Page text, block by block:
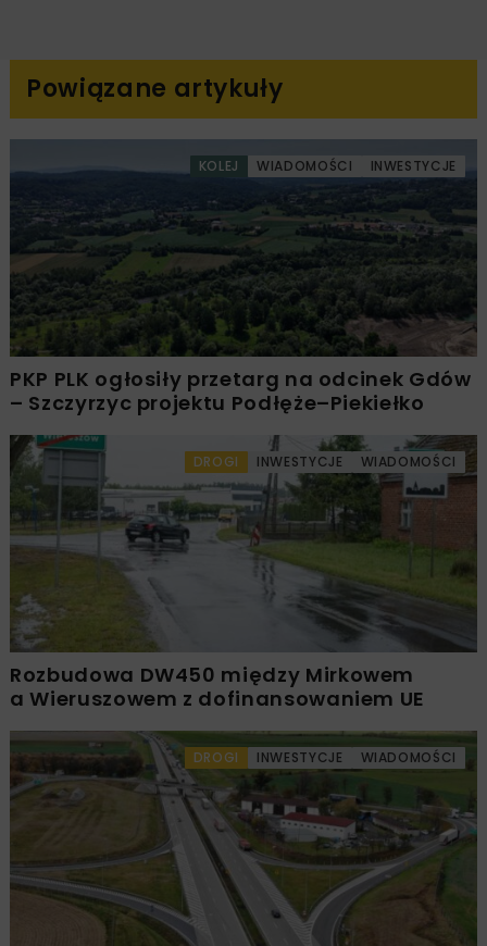
Powiązane artykuły
KOLEJ WIADOMOŚCI INWESTYCJE
PKP PLK ogłosiły przetarg na odcinek Gdów
– Szczyrzyc projektu Podłęże–Piekiełko
DROGI INWESTYCJE WIADOMOŚCI
Rozbudowa DW450 między Mirkowem
a Wieruszowem z dofinansowaniem UE
DROGI INWESTYCJE WIADOMOŚCI